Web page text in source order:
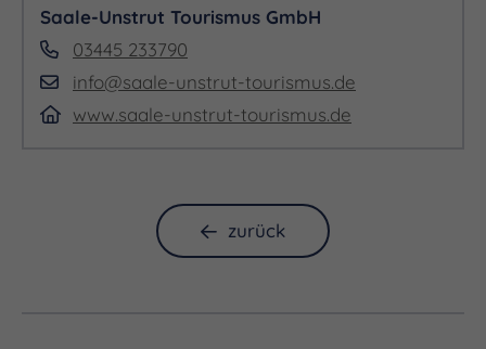
Saale-Unstrut Tourismus GmbH
03445 233790
info@saale-unstrut-tourismus.de
www.saale-unstrut-tourismus.de
zurück